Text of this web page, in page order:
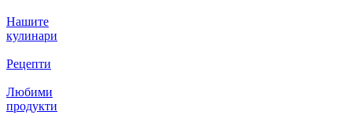
Нашите
кулинари
Рецепти
Любими
продукти